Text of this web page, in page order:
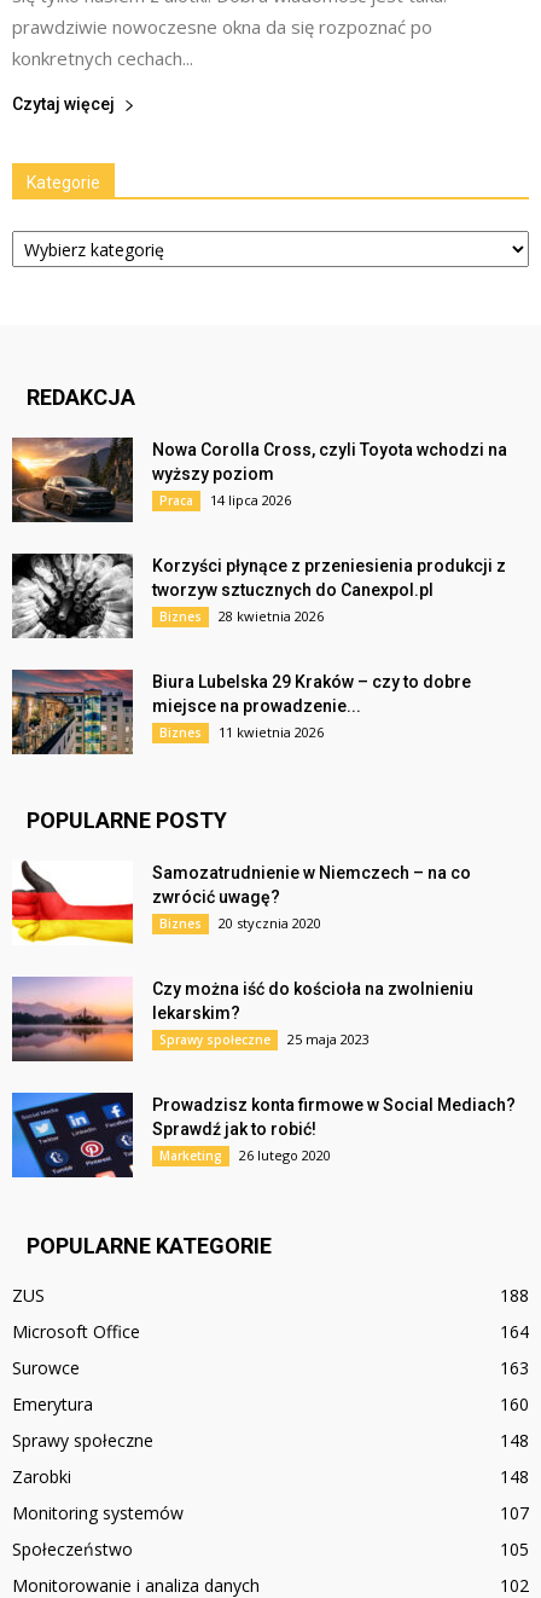
prawdziwie nowoczesne okna da się rozpoznać po
konkretnych cechach...
Czytaj więcej
Kategorie
Kategorie
REDAKCJA
Nowa Corolla Cross, czyli Toyota wchodzi na
wyższy poziom
Praca 14 lipca 2026
Korzyści płynące z przeniesienia produkcji z
tworzyw sztucznych do Canexpol.pl
Biznes 28 kwietnia 2026
Biura Lubelska 29 Kraków – czy to dobre
miejsce na prowadzenie...
Biznes 11 kwietnia 2026
POPULARNE POSTY
Samozatrudnienie w Niemczech – na co
zwrócić uwagę?
Biznes 20 stycznia 2020
Czy można iść do kościoła na zwolnieniu
lekarskim?
Sprawy społeczne 25 maja 2023
Prowadzisz konta firmowe w Social Mediach?
Sprawdź jak to robić!
Marketing 26 lutego 2020
POPULARNE KATEGORIE
ZUS
188
Microsoft Office
164
Surowce
163
Emerytura
160
Sprawy społeczne
148
Zarobki
148
Monitoring systemów
107
Społeczeństwo
105
Monitorowanie i analiza danych
102